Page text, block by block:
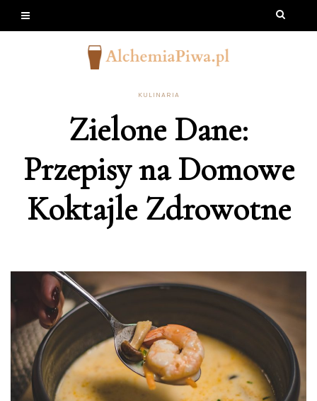
KULINARIA
Zielone Dane:
Przepisy na Domowe
Koktajle Zdrowotne